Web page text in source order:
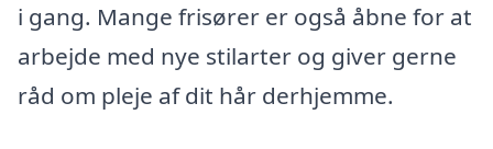
i gang. Mange frisører er også åbne for at
arbejde med nye stilarter og giver gerne
råd om pleje af dit hår derhjemme.